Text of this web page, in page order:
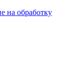
на обработку